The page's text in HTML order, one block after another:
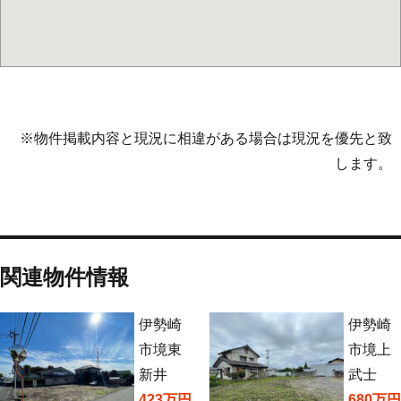
※物件掲載内容と現況に相違がある場合は現況を優先と致
します。
関連物件情報
伊勢崎
市境東
新井
伊勢崎
市境上
武士